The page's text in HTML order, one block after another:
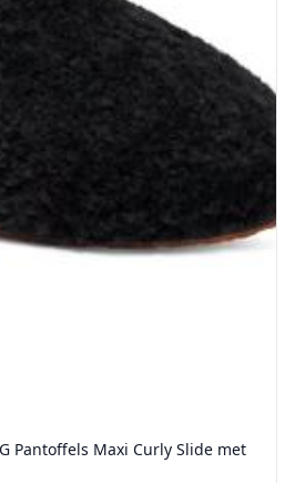
Pantoffels Maxi Curly Slide met